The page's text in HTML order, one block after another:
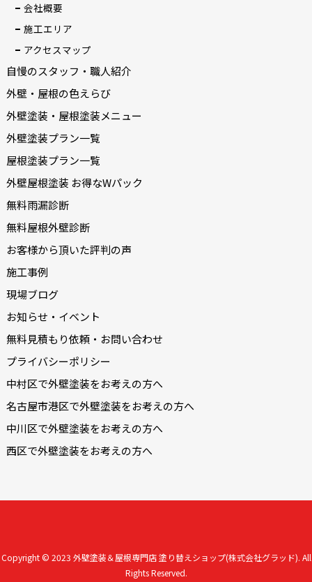
会社概要
施工エリア
アクセスマップ
自慢のスタッフ・職人紹介
外壁・屋根の色えらび
外壁塗装・屋根塗装メニュー
外壁塗装プラン一覧
屋根塗装プラン一覧
外壁屋根塗装 お得なWパック
無料雨漏診断
無料屋根外壁診断
お客様から頂いた評判の声
施工事例
現場ブログ
お知らせ・イベント
無料見積もり依頼・お問い合わせ
プライバシーポリシー
中村区で外壁塗装をお考えの方へ
名古屋市港区で外壁塗装をお考えの方へ
中川区で外壁塗装をお考えの方へ
西区で外壁塗装をお考えの方へ
Copyright © 2023 外壁塗装＆屋根専門店 塗り替えショップ(株式会社グラッド). All
Rights Reserved.